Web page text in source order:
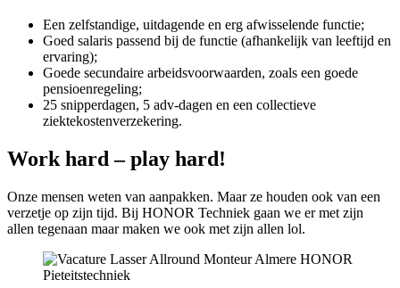
Een zelfstandige, uitdagende en erg afwisselende functie;
Goed salaris passend bij de functie (afhankelijk van leeftijd en
ervaring);
Goede secundaire arbeidsvoorwaarden, zoals een goede
pensioenregeling;
25 snipperdagen, 5 adv-dagen en een collectieve
ziektekostenverzekering.
Work hard – play hard!
Onze mensen weten van aanpakken. Maar ze houden ook van een
verzetje op zijn tijd. Bij HONOR Techniek gaan we er met zijn
allen tegenaan maar maken we ook met zijn allen lol.